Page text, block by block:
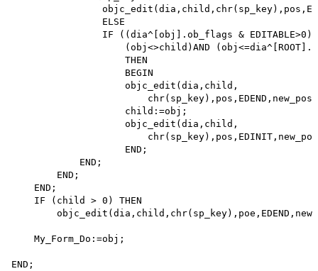
                ELSE
IF ((dia^[obj].ob_flags &
(obj<>child)AND
                    THEN
                    BEGIN
                    objc_edit(dia,child,
                    child:=obj;
                    objc_edit(dia,child,
                    END;
            END;
        END;
    END;
    IF (child > 0) THEN
    My_Form_Do:=obj;
END;